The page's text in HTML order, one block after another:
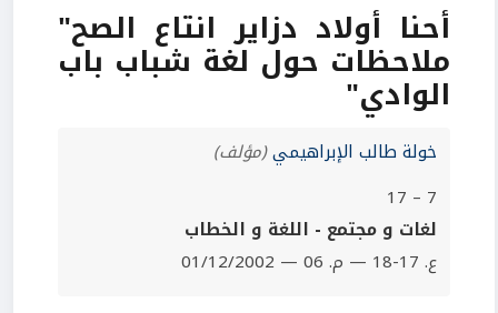
أحنا أولاد دزاير انتاع الصح"
ملاحظات حول لغة شباب باب
الوادي"
خولة طالب الإبراهيمي(مؤلف)
7 – 17
لغات و مجتمع - اللغة و الخطاب
ع. 17-18 — م. 06 — 01/12/2002